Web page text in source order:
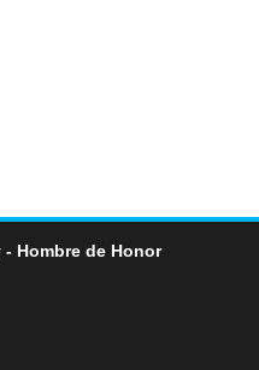
Hombre de Honor